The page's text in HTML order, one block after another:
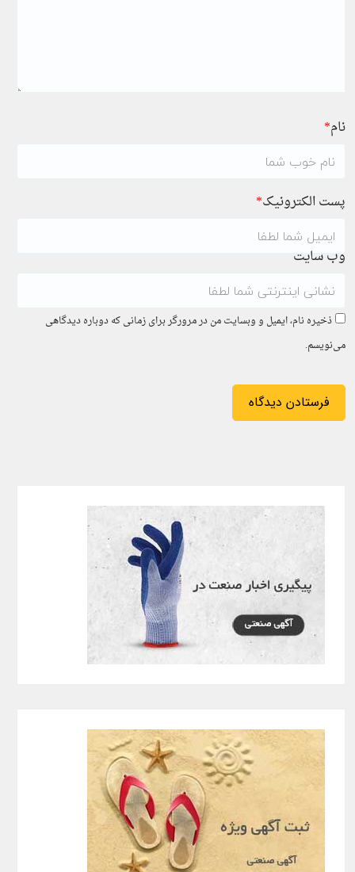
نام*
پست الکترونیک*
وب سایت
ذخیره نام، ایمیل و وبسایت من در مرورگر برای زمانی که دوباره دیدگاهی
می‌نویسم.